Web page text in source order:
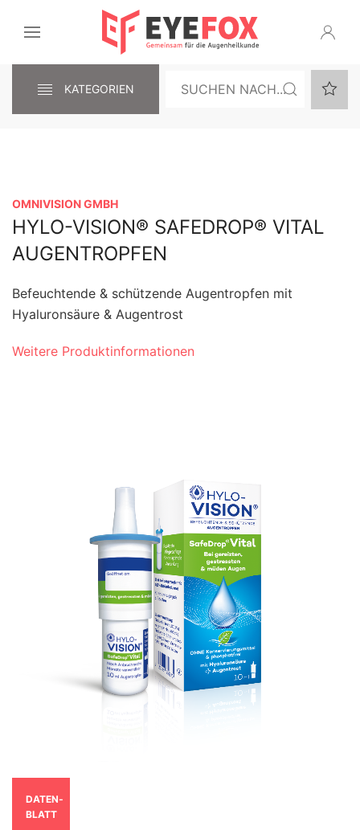
KATEGORIEN
DATEN­
BLATT
OMNIVISION GMBH
HYLO-VISION® SAFEDROP® VITAL
AUGENTROPFEN
Befeuchtende & schützende Augentropfen mit
Hyaluronsäure & Augentrost
Weitere Produktinformationen